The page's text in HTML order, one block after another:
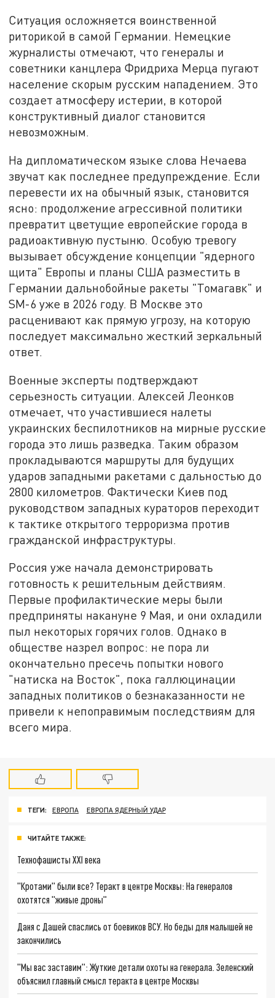
Ситуация осложняется воинственной
риторикой в самой Германии. Немецкие
журналисты отмечают, что генералы и
советники канцлера Фридриха Мерца пугают
население скорым русским нападением. Это
создает атмосферу истерии, в которой
конструктивный диалог становится
невозможным.
На дипломатическом языке слова Нечаева
звучат как последнее предупреждение. Если
перевести их на обычный язык, становится
ясно: продолжение агрессивной политики
превратит цветущие европейские города в
радиоактивную пустыню. Особую тревогу
вызывает обсуждение концепции "ядерного
щита" Европы и планы США разместить в
Германии дальнобойные ракеты "Томагавк" и
SM-6 уже в 2026 году. В Москве это
расценивают как прямую угрозу, на которую
последует максимально жесткий зеркальный
ответ.
Военные эксперты подтверждают
серьезность ситуации. Алексей Леонков
отмечает, что участившиеся налеты
украинских беспилотников на мирные русские
города это лишь разведка. Таким образом
прокладываются маршруты для будущих
ударов западными ракетами с дальностью до
2800 километров. Фактически Киев под
руководством западных кураторов переходит
к тактике открытого терроризма против
гражданской инфраструктуры.
Россия уже начала демонстрировать
готовность к решительным действиям.
Первые профилактические меры были
предприняты накануне 9 Мая, и они охладили
пыл некоторых горячих голов. Однако в
обществе назрел вопрос: не пора ли
окончательно пресечь попытки нового
"натиска на Восток", пока галлюцинации
западных политиков о безнаказанности не
привели к непоправимым последствиям для
всего мира.
ТЕГИ: ЕВРОПА ЕВРОПА ЯДЕРНЫЙ УДАР
ЧИТАЙТЕ ТАКЖЕ:
Технофашисты XXI века
"Кротами" были все? Теракт в центре Москвы: На генералов
охотятся "живые дроны"
Даня с Дашей спаслись от боевиков ВСУ. Но беды для малышей не
закончились
"Мы вас заставим": Жуткие детали охоты на генерала. Зеленский
объяснил главный смысл теракта в центре Москвы